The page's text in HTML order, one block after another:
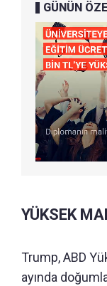
GÜNÜN
YÜKSEK
Trump, ABD
ayında